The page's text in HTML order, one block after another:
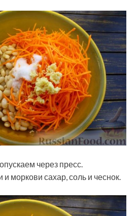
через пресс.
моркови сахар, соль и чеснок.